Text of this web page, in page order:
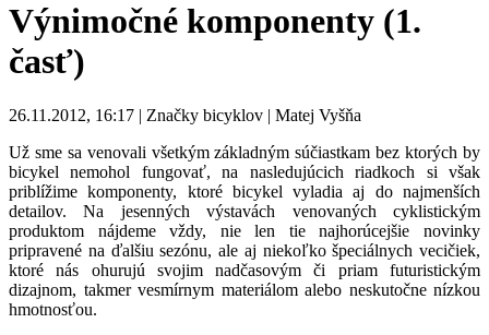
Výnimočné komponenty (1.
časť)
26.11.2012, 16:17 | Značky bicyklov | Matej Vyšňa
Už sme sa venovali všetkým základným súčiastkam bez ktorých by
bicykel nemohol fungovať, na nasledujúcich riadkoch si však
priblížime komponenty, ktoré bicykel vyladia aj do najmenších
detailov. Na jesenných výstavách venovaných cyklistickým
produktom nájdeme vždy, nie len tie najhorúcejšie novinky
pripravené na ďalšiu sezónu, ale aj niekoľko špeciálnych vecičiek,
ktoré nás ohurujú svojim nadčasovým či priam futuristickým
dizajnom, takmer vesmírnym materiálom alebo neskutočne nízkou
hmotnosťou.